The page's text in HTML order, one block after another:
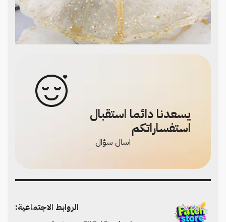
يسعدنا دائما استقبال
استفساراتكم
اسال سؤال
الروابط الاجتماعية: